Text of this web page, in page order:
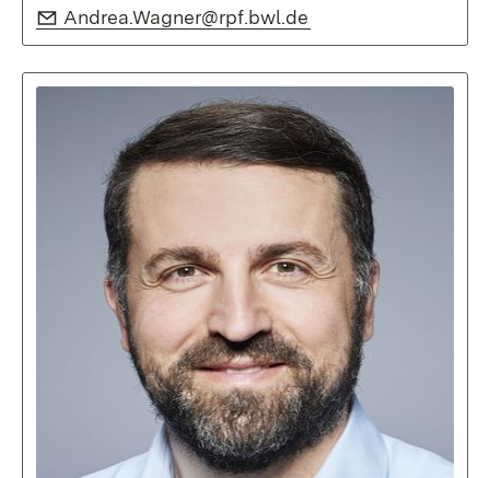
E-Mail:
Andrea.Wagner@rpf.bwl.de